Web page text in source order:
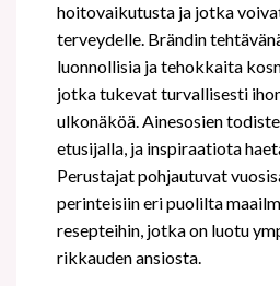
hoitovaikutusta ja jotka
terveydelle. Brändin
luonnollisia ja tehokkaita
jotka tukevat turvallisesti
ulkonäköä. Ainesosien
etusijalla, ja inspiraatiota
Perustajat pohjautuvat
perinteisiin eri puolilta
resepteihin, jotka on luotu
rikkauden ansiosta.